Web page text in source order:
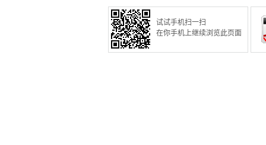
试试手机扫一扫
在你手机上继续浏览此页面